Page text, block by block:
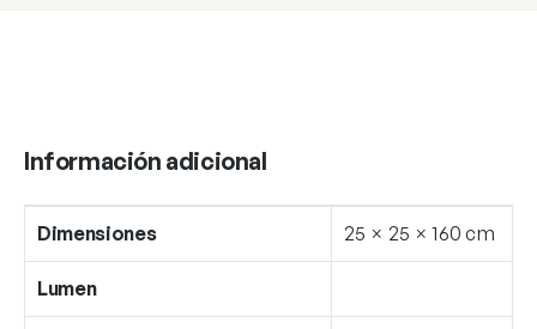
Información adicional
Dimensiones 25 × 25 × 160 cm
Lumen